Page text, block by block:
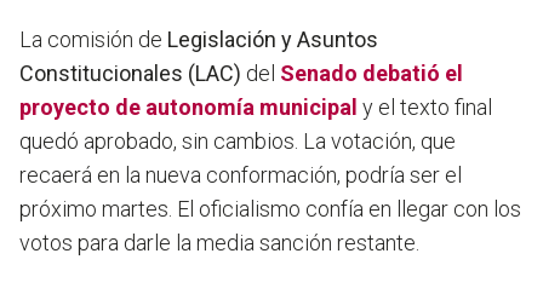
La comisión de Legislación y Asuntos
Constitucionales (LAC) del Senado debatió el
proyecto de autonomía municipal y el texto final
quedó aprobado, sin cambios. La votación, que
recaerá en la nueva conformación, podría ser el
próximo martes. El oficialismo confía en llegar con los
votos para darle la media sanción restante.